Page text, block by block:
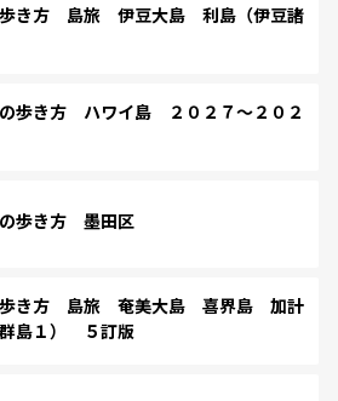
き方 島旅 伊豆大島 利島（伊豆諸
歩き方 ハワイ島 ２０２７～２０２
歩き方 墨田区
き方 島旅 奄美大島 喜界島 加計
島１） ５訂版